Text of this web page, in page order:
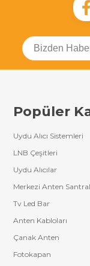
Popüler
Uydu Alıcı Sistemleri
LNB Çeşitleri
Uydu Alıcılar
Merkezi Anten
Tv Led Bar
Anten Kabloları
Çanak Anten
Fotokapan